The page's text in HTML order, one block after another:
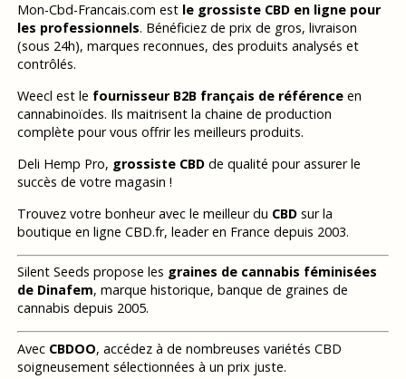
Mon-Cbd-Francais.com est le grossiste CBD en ligne pour
les professionnels. Bénéficiez de prix de gros, livraison
(sous 24h), marques reconnues, des produits analysés et
contrôlés.
Weecl est le fournisseur B2B français de référenceen
cannabinoïdes. Ils maitrisent la chaine de production
complète pour vous offrir les meilleurs produits.
Deli Hemp Pro, grossiste CBDde qualité pour assurer le
succès de votre magasin !
Trouvez votre bonheur avec le meilleur du CBDsur la
boutique en ligne CBD.fr, leader en France depuis 2003.
Silent Seeds propose les graines de cannabis féminisées
de Dinafem, marque historique, banque de graines de
cannabis depuis 2005.
Avec CBDOO, accédez à de nombreuses variétés CBD
soigneusement sélectionnées à un prix juste.